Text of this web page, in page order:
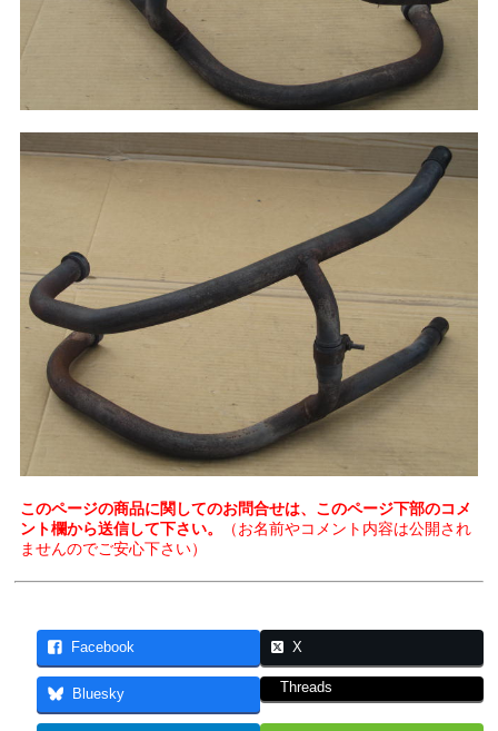
このページの商品に関してのお問合せは、このページ下部のコメ
ント欄から送信して下さい。
（お名前やコメント内容は公開され
ませんのでご安心下さい）
Facebook X
Bluesky Threads